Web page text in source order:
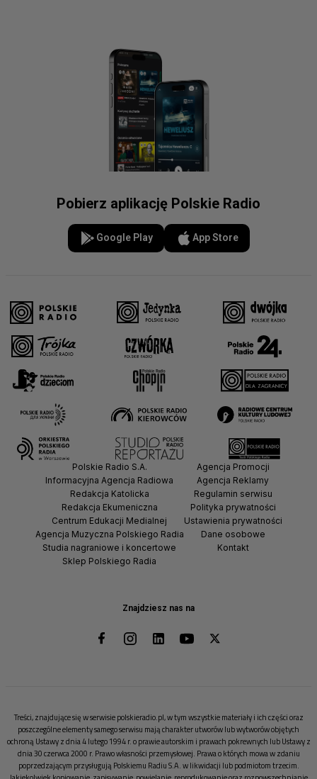
Pobierz aplikację Polskie Radio
Google Play App Store
Znajdziesz nas na
Polskie Radio S.A.
Informacyjna Agencja Radiowa
Redakcja Katolicka
Redakcja Ekumeniczna
Centrum Edukacji Medialnej
Agencja Muzyczna Polskiego Radia
Studia nagraniowe i koncertowe
Sklep Polskiego Radia
Agencja Promocji
Agencja Reklamy
Regulamin serwisu
Polityka prywatności
Ustawienia prywatności
Dane osobowe
Kontakt
Treści, znajdujące się w serwisie polskieradio.pl, w tym wszystkie materiały i ich części oraz
poszczególne elementy samego serwisu mają charakter utworów lub wytworów objętych
ochroną Ustawy z dnia 4 lutego 1994 r. o prawie autorskim i prawach pokrewnych lub Ustawy z
dnia 30 czerwca 2000 r. Prawo własności przemysłowej. Prawa o których mowa w zdaniu
poprzedzającym przysługują Polskiemu Radiu S.A. w likwidacji lub podmiotom trzecim.